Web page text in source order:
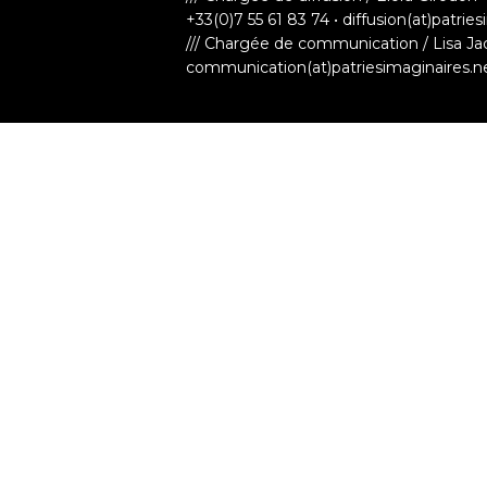
+33(0)7 55 61 83 74 •
/// Chargée de communication / Lisa